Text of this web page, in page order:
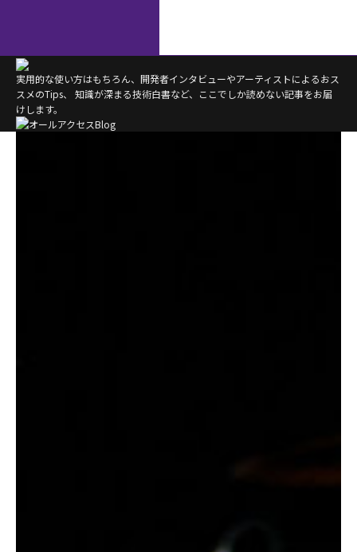
実用的な使い方はもちろん、開発者インタビューやアーティストによるおス
スメのTips、
知識が深まる技術白書など、ここでしか読めない記事をお届
けします。